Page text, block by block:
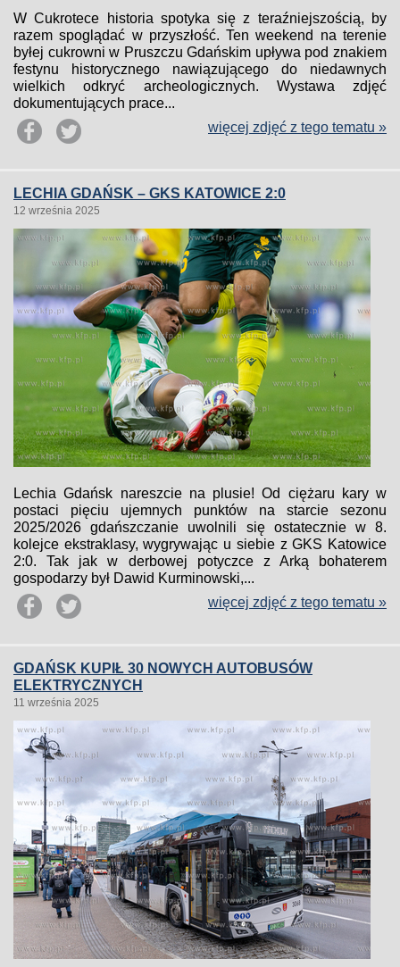
W Cukrotece historia spotyka się z teraźniejszością, by
razem spoglądać w przyszłość. Ten weekend na terenie
byłej cukrowni w Pruszczu Gdańskim upływa pod znakiem
festynu historycznego nawiązującego do niedawnych
wielkich odkryć archeologicznych. Wystawa zdjęć
dokumentujących prace...
więcej zdjęć z tego tematu »
LECHIA GDAŃSK – GKS KATOWICE 2:0
12 września 2025
Lechia Gdańsk nareszcie na plusie! Od ciężaru kary w
postaci pięciu ujemnych punktów na starcie sezonu
2025/2026 gdańszczanie uwolnili się ostatecznie w 8.
kolejce ekstraklasy, wygrywając u siebie z GKS Katowice
2:0. Tak jak w derbowej potyczce z Arką bohaterem
gospodarzy był Dawid Kurminowski,...
więcej zdjęć z tego tematu »
GDAŃSK KUPIŁ 30 NOWYCH AUTOBUSÓW
ELEKTRYCZNYCH
11 września 2025